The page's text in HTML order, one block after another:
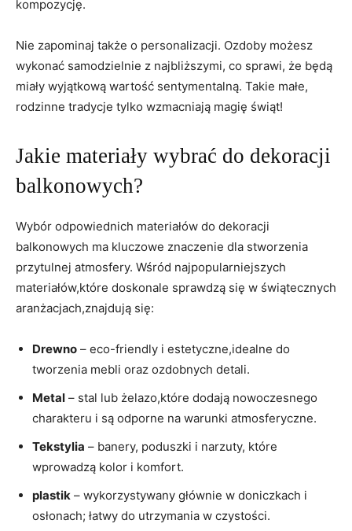
kompozycję.
Nie zapominaj także o personalizacji. Ozdoby możesz
wykonać samodzielnie z najbliższymi, co sprawi, że będą
miały wyjątkową wartość sentymentalną. Takie małe,
rodzinne tradycje tylko wzmacniają magię świąt!
Jakie materiały wybrać do dekoracji
balkonowych?
Wybór odpowiednich materiałów do dekoracji
balkonowych ma kluczowe znaczenie dla stworzenia
przytulnej atmosfery. Wśród najpopularniejszych
materiałów,które doskonale sprawdzą się w świątecznych
aranżacjach,znajdują się:
Drewno – eco-friendly i estetyczne,idealne do
tworzenia mebli oraz ozdobnych detali.
Metal – stal lub żelazo,które dodają nowoczesnego
charakteru i są odporne na warunki atmosferyczne.
Tekstylia – banery, poduszki i narzuty, które
wprowadzą kolor i komfort.
plastik – wykorzystywany głównie w doniczkach i
osłonach; łatwy do utrzymania w czystości.